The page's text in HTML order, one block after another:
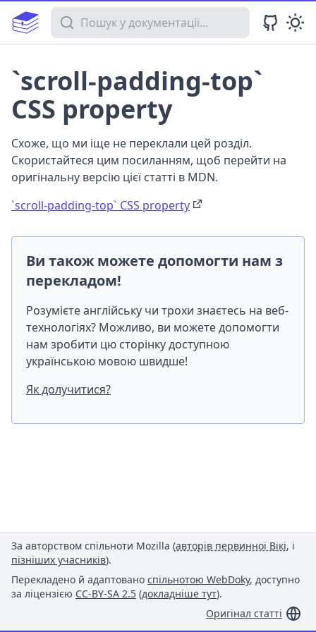
Пошук у документації
`scroll-padding-top`
CSS property
Схоже, що ми іще не переклали цей розділ.
Скористайтеся цим посиланням, щоб перейти на
оригінальну версію цієї статті в MDN.
`scroll-padding-top` CSS property
Ви також можете допомогти нам з
перекладом!
Розумієте англійську чи трохи знаєтесь на веб-
технологіях? Можливо, ви можете допомогти
нам зробити цю сторінку доступною
українською мовою швидше!
Як долучитися?
За авторством спільноти Mozilla (авторів первинної Вікі, і
пізніших учасників).
Перекладено й адаптовано спільнотою WebDoky, доступно
за ліцензією CC-BY-SA 2.5 (докладніше тут).
Оригінал статті